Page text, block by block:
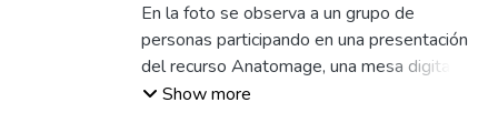
En la foto se observa a un grupo de
personas participando en una presentación
del recurso Anatomage, una mesa digital
interactiva utilizada con fines educativos en
Show more